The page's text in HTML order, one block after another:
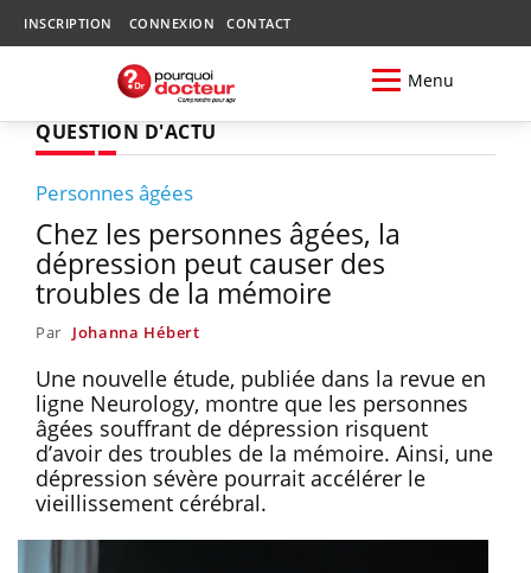
INSCRIPTION CONNEXION CONTACT
Menu
QUESTION D'ACTU
Personnes âgées
Chez les personnes âgées, la
dépression peut causer des
troubles de la mémoire
Par Johanna Hébert
Une nouvelle étude, publiée dans la revue en
ligne Neurology, montre que les personnes
âgées souffrant de dépression risquent
d’avoir des troubles de la mémoire. Ainsi, une
dépression sévère pourrait accélérer le
vieillissement cérébral.